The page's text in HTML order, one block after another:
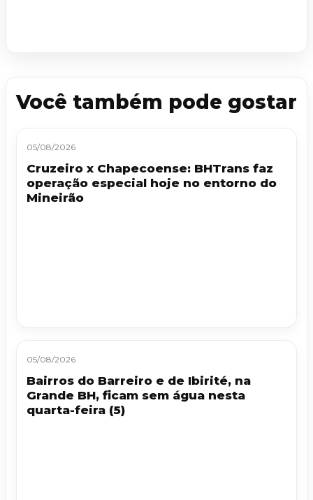
Você também pode gostar
05/08/2026
Cruzeiro x Chapecoense: BHTrans faz
operação especial hoje no entorno do
Mineirão
05/08/2026
Bairros do Barreiro e de Ibirité, na
Grande BH, ficam sem água nesta
quarta-feira (5)